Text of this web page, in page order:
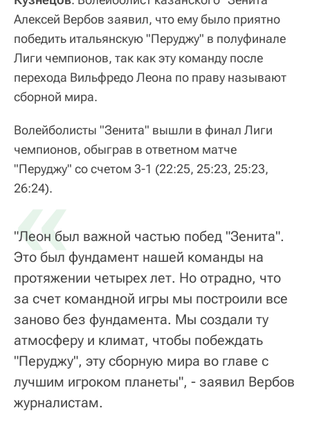
Алексей Вербов заявил, что ему было приятно
победить итальянскую "Перуджу" в полуфинале
Лиги чемпионов, так как эту команду после
перехода Вильфредо Леона по праву называют
сборной мира.
Волейболисты "Зенита" вышли в финал Лиги
чемпионов, обыграв в ответном матче
"Перуджу" со счетом 3-1 (22:25, 25:23, 25:23,
26:24).
«
"Леон был важной частью побед "Зенита".
Это был фундамент нашей команды на
протяжении четырех лет. Но отрадно, что
за счет командной игры мы построили все
заново без фундамента. Мы создали ту
атмосферу и климат, чтобы побеждать
"Перуджу", эту сборную мира во главе с
лучшим игроком планеты", - заявил Вербов
журналистам.